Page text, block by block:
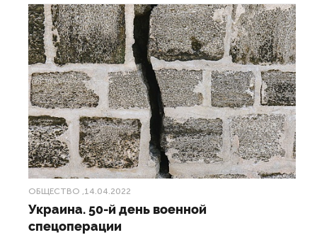
ОБЩЕСТВО ,14.04.2022
Украина. 50-й день военной
спецоперации